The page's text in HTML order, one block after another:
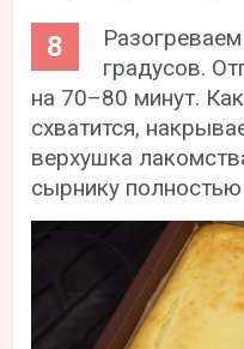
градусов.
на 70–80 минут.
схватится,
верхушка
сырнику